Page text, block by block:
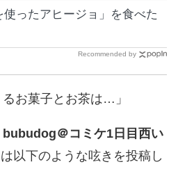
ったアヒージョ」を食べた
Recommended by
るお菓子とお茶は…」
bubudog＠コミケ1日目西い
以下のような呟きを投稿し